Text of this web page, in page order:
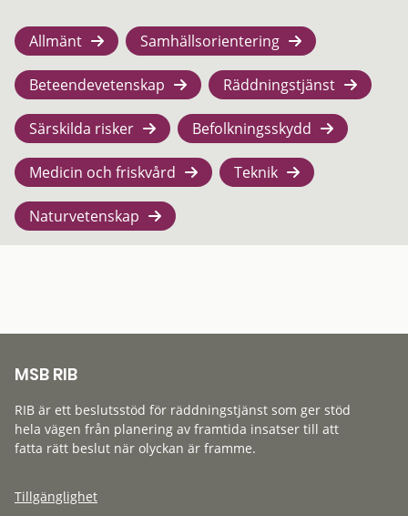
Allmänt Samhällsorientering
Beteendevetenskap Räddningstjänst
Särskilda risker Befolkningsskydd
Medicin och friskvård Teknik
Naturvetenskap
MSB RIB
RIB är ett beslutsstöd för räddningstjänst som ger stöd
hela vägen från planering av framtida insatser till att
fatta rätt beslut när olyckan är framme.
Tillgänglighet